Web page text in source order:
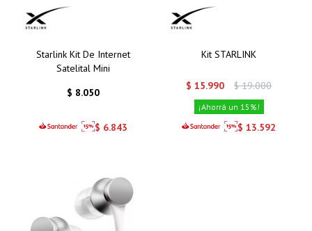
Starlink Kit De Internet
Satelital Mini
$ 8.050
$ 6.843
Kit STARLINK
$ 15.990 $ 19.000
15
$ 13.592